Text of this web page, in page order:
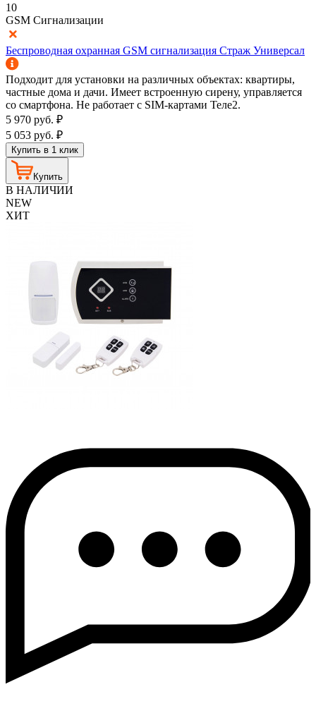
10
GSM Сигнализации
Беспроводная охранная GSM сигнализация Страж Универсал
Подходит для установки на различных объектах: квартиры,
частные дома и дачи. Имеет встроенную сирену, управляется
со смартфона. Не работает с SIM-картами Теле2.
5 970 руб. ₽
5 053 руб. ₽
Купить в 1 клик
Купить
В НАЛИЧИИ
NEW
ХИТ